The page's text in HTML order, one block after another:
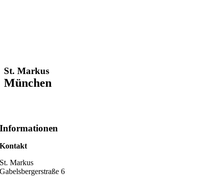
St. Markus
München
Informationen
Kontakt
St. Markus
Gabelsbergerstraße 6